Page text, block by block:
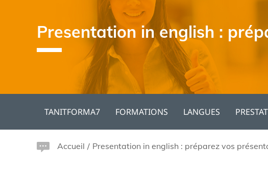
Presentation in english :
TANITFORMA7 FORMATIONS LANGUES
Accueil / Presentation in english : préparez vos